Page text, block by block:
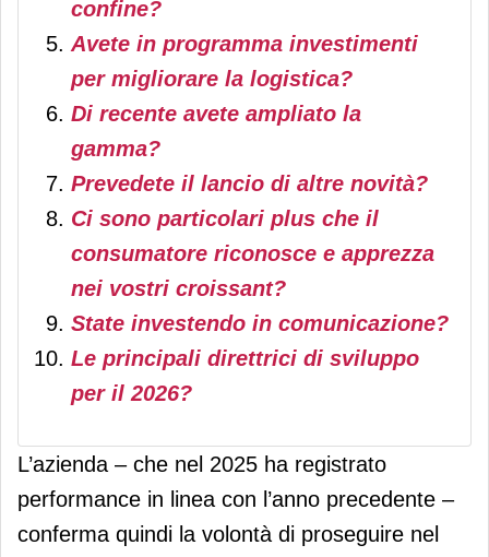
confine?
Avete in programma investimenti
per migliorare la logistica?
Di recente avete ampliato la
gamma?
Prevedete il lancio di altre novità?
Ci sono particolari plus che il
consumatore riconosce e apprezza
nei vostri croissant?
State investendo in comunicazione?
Le principali direttrici di sviluppo
per il 2026?
L’azienda – che nel 2025 ha registrato
performance in linea con l’anno precedente –
conferma quindi la volontà di proseguire nel